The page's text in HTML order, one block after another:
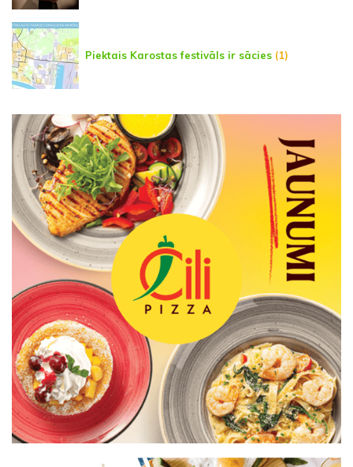
Piektais Karostas festivāls ir sācies (1)